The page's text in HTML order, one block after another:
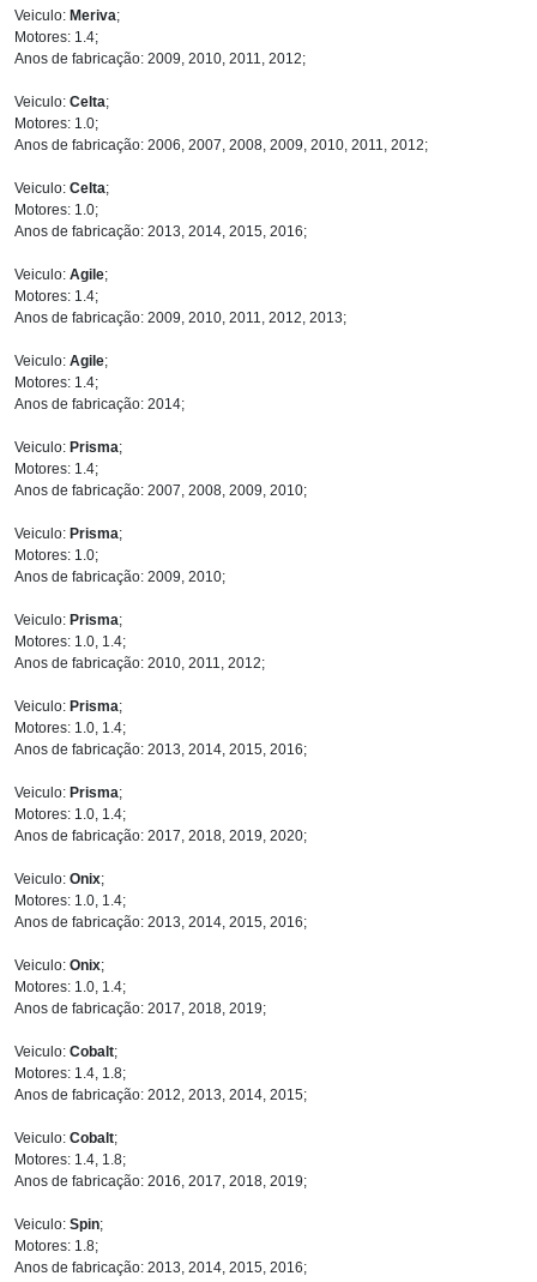
Veiculo: Meriva;
Motores: 1.4;
Anos de fabricação: 2009, 2010, 2011, 2012;
Veiculo: Celta;
Motores: 1.0;
Anos de fabricação: 2006, 2007, 2008, 2009, 2010, 2011, 2012;
Veiculo: Celta;
Motores: 1.0;
Anos de fabricação: 2013, 2014, 2015, 2016;
Veiculo: Agile;
Motores: 1.4;
Anos de fabricação: 2009, 2010, 2011, 2012, 2013;
Veiculo: Agile;
Motores: 1.4;
Anos de fabricação: 2014;
Veiculo: Prisma;
Motores: 1.4;
Anos de fabricação: 2007, 2008, 2009, 2010;
Veiculo: Prisma;
Motores: 1.0;
Anos de fabricação: 2009, 2010;
Veiculo: Prisma;
Motores: 1.0, 1.4;
Anos de fabricação: 2010, 2011, 2012;
Veiculo: Prisma;
Motores: 1.0, 1.4;
Anos de fabricação: 2013, 2014, 2015, 2016;
Veiculo: Prisma;
Motores: 1.0, 1.4;
Anos de fabricação: 2017, 2018, 2019, 2020;
Veiculo: Onix;
Motores: 1.0, 1.4;
Anos de fabricação: 2013, 2014, 2015, 2016;
Veiculo: Onix;
Motores: 1.0, 1.4;
Anos de fabricação: 2017, 2018, 2019;
Veiculo: Cobalt;
Motores: 1.4, 1.8;
Anos de fabricação: 2012, 2013, 2014, 2015;
Veiculo: Cobalt;
Motores: 1.4, 1.8;
Anos de fabricação: 2016, 2017, 2018, 2019;
Veiculo: Spin;
Motores: 1.8;
Anos de fabricação: 2013, 2014, 2015, 2016;